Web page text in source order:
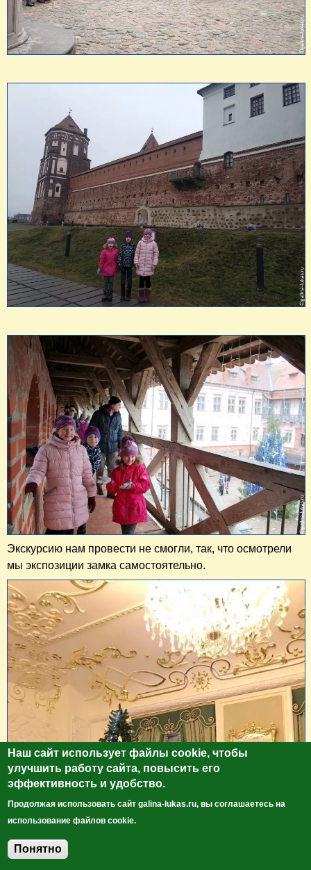
Экскурсию нам провести не смогли, так, что осмотрели
мы экспозиции замка самостоятельно.
Наш сайт использует файлы cookie, чтобы
улучшить работу сайта, повысить его
эффективность и удобство.
Продолжая использовать сайт galina-lukas.ru, вы соглашаетесь на
использование файлов cookie.
Понятно